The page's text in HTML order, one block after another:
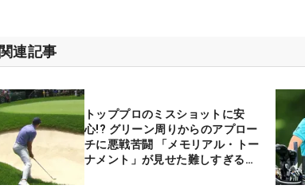
関連記事
トッププロのミスショットに安
心!? グリーン周りからのアプロー
チに悪戦苦闘 「メモリアル・トー
ナメント」が見せた難しすぎるコ